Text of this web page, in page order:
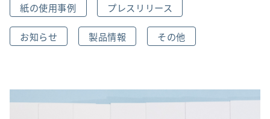
会社案内
採用情報
紙の使用事例 プレスリリース
お知らせ 製品情報 その他